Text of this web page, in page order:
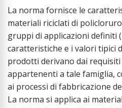
La norma fornisce le
materiali riciclati di
gruppi di applicazioni definiti
caratteristiche e i valori tipici
prodotti derivano dai
appartenenti a tale famiglia,
ai processi di fabbricazione
La norma si applica ai